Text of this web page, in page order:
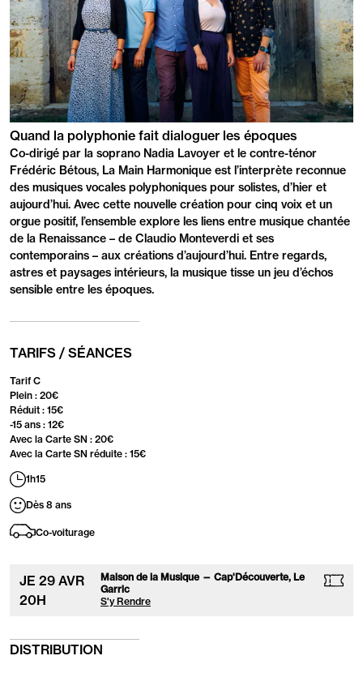
PRÉSENTATION
Quand la polyphonie fait dialoguer les époques
Co-dirigé par la soprano Nadia Lavoyer et le contre-ténor
Frédéric Bétous, La Main Harmonique est l’interprète reconnue
des musiques vocales polyphoniques pour solistes, d’hier et
aujourd’hui. Avec cette nouvelle création pour cinq voix et un
orgue positif, l’ensemble explore les liens entre musique chantée
de la Renaissance – de Claudio Monteverdi et ses
contemporains – aux créations d’aujourd’hui. Entre regards,
astres et paysages intérieurs, la musique tisse un jeu d’échos
sensible entre les époques.
TARIFS / SÉANCES
Tarif C
Plein : 20€
Réduit : 15€
-15 ans : 12€
Avec la Carte SN : 20€
Avec la Carte SN réduite : 15€
1h15
Dès 8 ans
Co-voiturage
JE 29 AVR
20H
Maison de la Musique — Cap'Découverte, Le
Garric
S'y Rendre
DISTRIBUTION